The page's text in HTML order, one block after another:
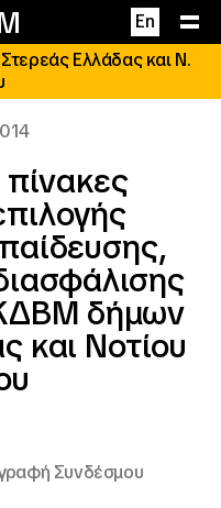
En
Ελλάδας και Ν.
δήμων
και Νοτίου
Συνδέσμου